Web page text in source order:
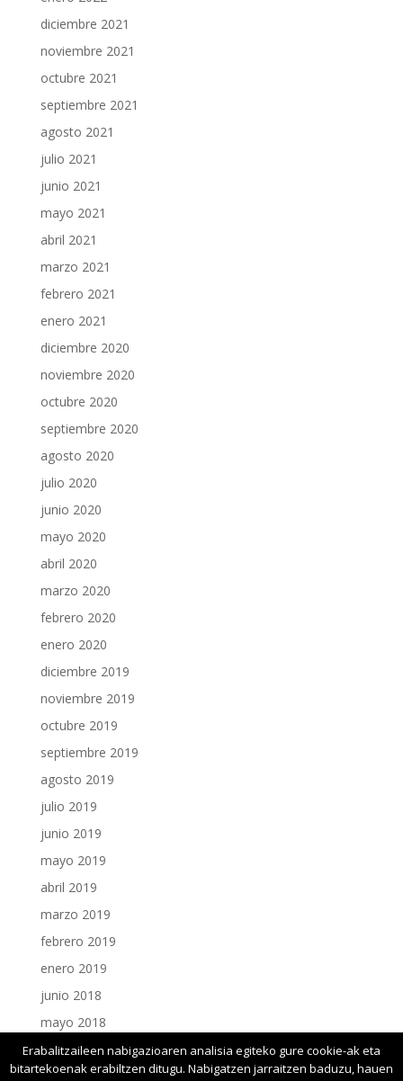
diciembre 2021
noviembre 2021
octubre 2021
septiembre 2021
agosto 2021
julio 2021
junio 2021
mayo 2021
abril 2021
marzo 2021
febrero 2021
enero 2021
diciembre 2020
noviembre 2020
octubre 2020
septiembre 2020
agosto 2020
julio 2020
junio 2020
mayo 2020
abril 2020
marzo 2020
febrero 2020
enero 2020
diciembre 2019
noviembre 2019
octubre 2019
septiembre 2019
agosto 2019
julio 2019
junio 2019
mayo 2019
abril 2019
marzo 2019
febrero 2019
enero 2019
junio 2018
mayo 2018
enero 2018
Erabalitzaileen nabigazioaren analisia egiteko gure cookie-ak eta
bitartekoenak erabiltzen ditugu. Nabigatzen jarraitzen baduzu, hauen